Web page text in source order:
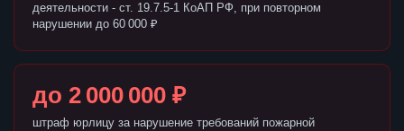
деятельности - ст. 19.7.5-1 КоАП РФ, при повторном
нарушении до 60 000 ₽
до 2 000 000 ₽
штраф юрлицу за нарушение требований пожарной